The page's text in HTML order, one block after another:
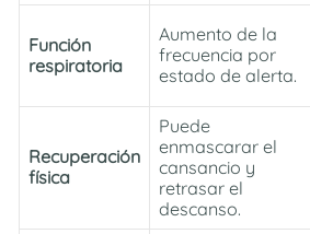
Función
respiratoria
Aumento de la
frecuencia por
estado de alerta.
Recuperación
física
Puede
enmascarar el
cansancio y
retrasar el
descanso.